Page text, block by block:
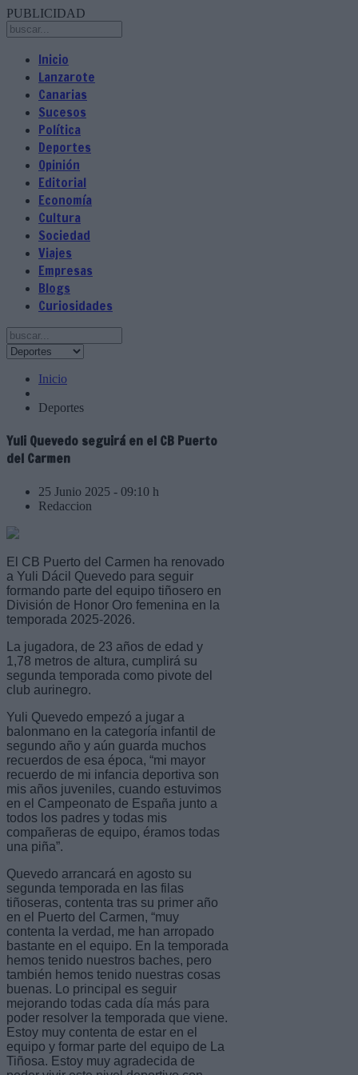
PUBLICIDAD
Inicio
Lanzarote
Canarias
Sucesos
Política
Deportes
Opinión
Editorial
Economía
Cultura
Sociedad
Viajes
Empresas
Blogs
Curiosidades
Inicio
Deportes
Yuli Quevedo seguirá en el CB Puerto
del Carmen
25 Junio 2025 - 09:10 h
Redaccion
El CB Puerto del Carmen ha renovado
a Yuli Dácil Quevedo para seguir
formando parte del equipo tiñosero en
División de Honor Oro femenina en la
temporada 2025-2026.
La jugadora, de 23 años de edad y
1,78 metros de altura, cumplirá su
segunda temporada como pivote del
club aurinegro.
Yuli Quevedo empezó a jugar a
balonmano en la categoría infantil de
segundo año y aún guarda muchos
recuerdos de esa época, “mi mayor
recuerdo de mi infancia deportiva son
mis años juveniles, cuando estuvimos
en el Campeonato de España junto a
todos los padres y todas mis
compañeras de equipo, éramos todas
una piña”.
Quevedo arrancará en agosto su
segunda temporada en las filas
tiñoseras, contenta tras su primer año
en el Puerto del Carmen, “muy
contenta la verdad, me han arropado
bastante en el equipo. En la temporada
hemos tenido nuestros baches, pero
también hemos tenido nuestras cosas
buenas. Lo principal es seguir
mejorando todas cada día más para
poder resolver la temporada que viene.
Estoy muy contenta de estar en el
equipo y formar parte del equipo de La
Tiñosa. Estoy muy agradecida de